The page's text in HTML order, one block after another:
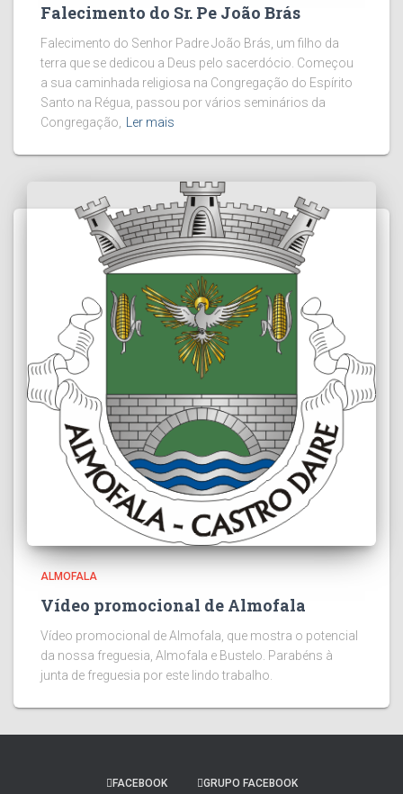
Falecimento do Sr. Pe João Brás
Falecimento do Senhor Padre João Brás, um filho da
terra que se dedicou a Deus pelo sacerdócio. Começou
a sua caminhada religiosa na Congregação do Espírito
Santo na Régua, passou por vários seminários da
Congregação,
Ler mais
ALMOFALA
Vídeo promocional de Almofala
Vídeo promocional de Almofala, que mostra o potencial
da nossa freguesia, Almofala e Bustelo. Parabéns à
junta de freguesia por este lindo trabalho.
FACEBOOK GRUPO FACEBOOK